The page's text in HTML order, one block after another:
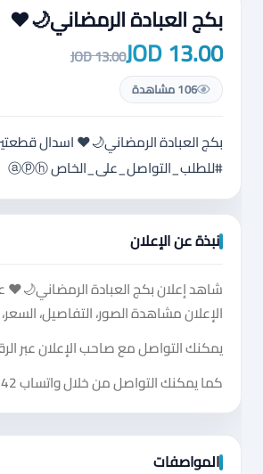
بكج العبادة الرمضاني🌙♥️
13.00 JOD
13.00 JOD
106 مشاهدة
‏#للطلب_التواصل_على_الخاص ‏ⓐⓟⓗ ‏
نبذة عن الإعلان
شاهد إعلان بكج العبادة
الإعلان مشاهدة الصور، التفاصيل،
يمكنك التواصل مع صاحب الإعلان عبر
كما يمكنك التواصل من خلال واتساب
المواصفات